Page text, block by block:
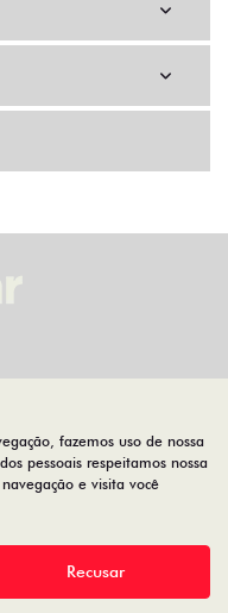
maior é a vida.
LTDA
fazemos uso de nossa
pessoais respeitamos nossa
e visita você
Recusar